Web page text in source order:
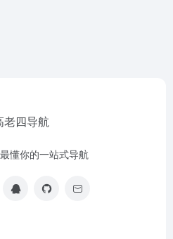
懂你的一站式导航